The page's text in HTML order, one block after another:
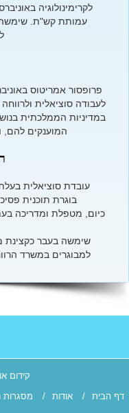
לקרימינולוגיה
עמותת קש"ת. שימשה
פרופסור אמריטוס
לעבודה סוציאלית
במדיניות הממלכתית
המוענקים להם,
עובדת סוציאלית
בוגרת תוכנית
כיום, מטפלת ומדריכה
שימשה בעבר כקצינת
למבוגרים במשרד
קידום
דף הבית
/ אודות / מסגרות